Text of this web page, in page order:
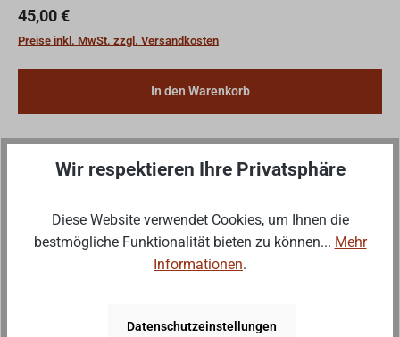
presence known. Between disruptive chain grabs and...
Regulärer Preis:
45,00 €
Preise inkl. MwSt. zzgl. Versandkosten
In den Warenkorb
Wenige verfügbar
Wir respektieren Ihre Privatsphäre
Diese Website verwendet Cookies, um Ihnen die
bestmögliche Funktionalität bieten zu können... Mehr
Informationen.
Datenschutzeinstellungen